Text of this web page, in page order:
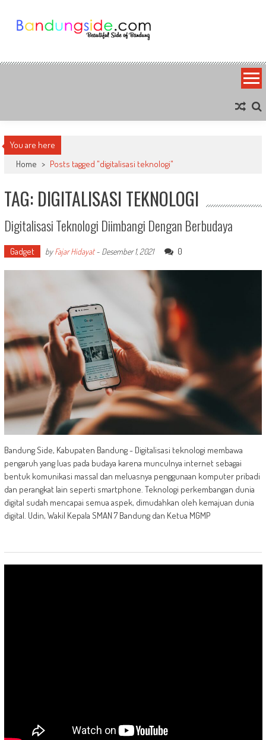
content
Bandung Side
You are here
Home > Posts tagged "digitalisasi teknologi"
TAG: DIGITALISASI TEKNOLOGI
Digitalisasi Teknologi Diimbangi Dengan Berbudaya
Gadget byFajar Hidayat- Desember 1, 2021 0
Bandung Side, Kabupaten Bandung - Digitalisasi teknologi membawa
pengaruh yang luas pada budaya karena munculnya internet sebagai
bentuk komunikasi massal dan meluasnya penggunaan komputer pribadi
dan perangkat lain seperti smartphone. Teknologi perkembangan dunia
digital sudah mencapai semua aspek, dimudahkan oleh kemajuan dunia
digital. Udin, Wakil Kepala SMAN 7 Bandung dan Ketua MGMP